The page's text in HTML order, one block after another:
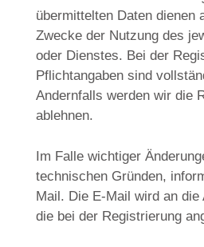
übermittelten Daten dienen
Zwecke der Nutzung des
oder Dienstes. Bei der
Pflichtangaben sind
Andernfalls werden wir die
ablehnen.
Im Falle wichtiger
technischen Gründen,
Mail. Die E-Mail wird an
die bei der Registrierung